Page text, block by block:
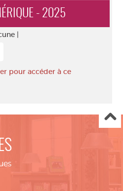
- 2025
|
pour accéder à ce